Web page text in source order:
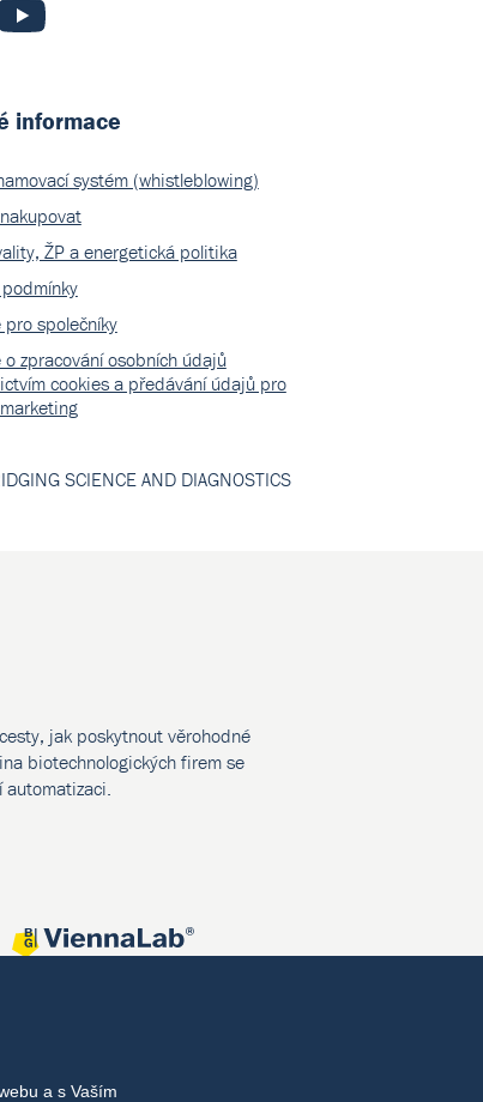
informace
systém (whistleblowing)
ŽP a energetická politika
pro společníky
o zpracování osobních údajů
cookies a předávání údajů pro
SCIENCE AND DIAGNOSTICS
jak poskytnout věrohodné
biotechnologických firem se
automatizaci.
a s Vaším